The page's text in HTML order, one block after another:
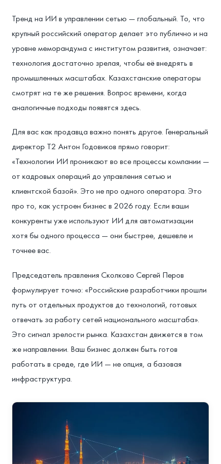
Тренд на ИИ в управлении сетью — глобальный. То, что
крупный российский оператор делает это публично и на
уровне меморандума с институтом развития, означает:
технология достаточно зрелая, чтобы её внедрять в
промышленных масштабах. Казахстанские операторы
смотрят на те же решения. Вопрос времени, когда
аналогичные подходы появятся здесь.
Для вас как продавца важно понять другое. Генеральный
директор Т2 Антон Годовиков прямо говорит:
«Технологии ИИ проникают во все процессы компании —
от кадровых операций до управления сетью и
клиентской базой». Это не про одного оператора. Это
про то, как устроен бизнес в 2026 году. Если ваши
конкуренты уже используют ИИ для автоматизации
хотя бы одного процесса — они быстрее, дешевле и
точнее вас.
Председатель правления Сколково Сергей Перов
формулирует точно: «Российские разработчики прошли
путь от отдельных продуктов до технологий, готовых
отвечать за работу сетей национального масштаба».
Это сигнал зрелости рынка. Казахстан движется в том
же направлении. Ваш бизнес должен быть готов
работать в среде, где ИИ — не опция, а базовая
инфраструктура.